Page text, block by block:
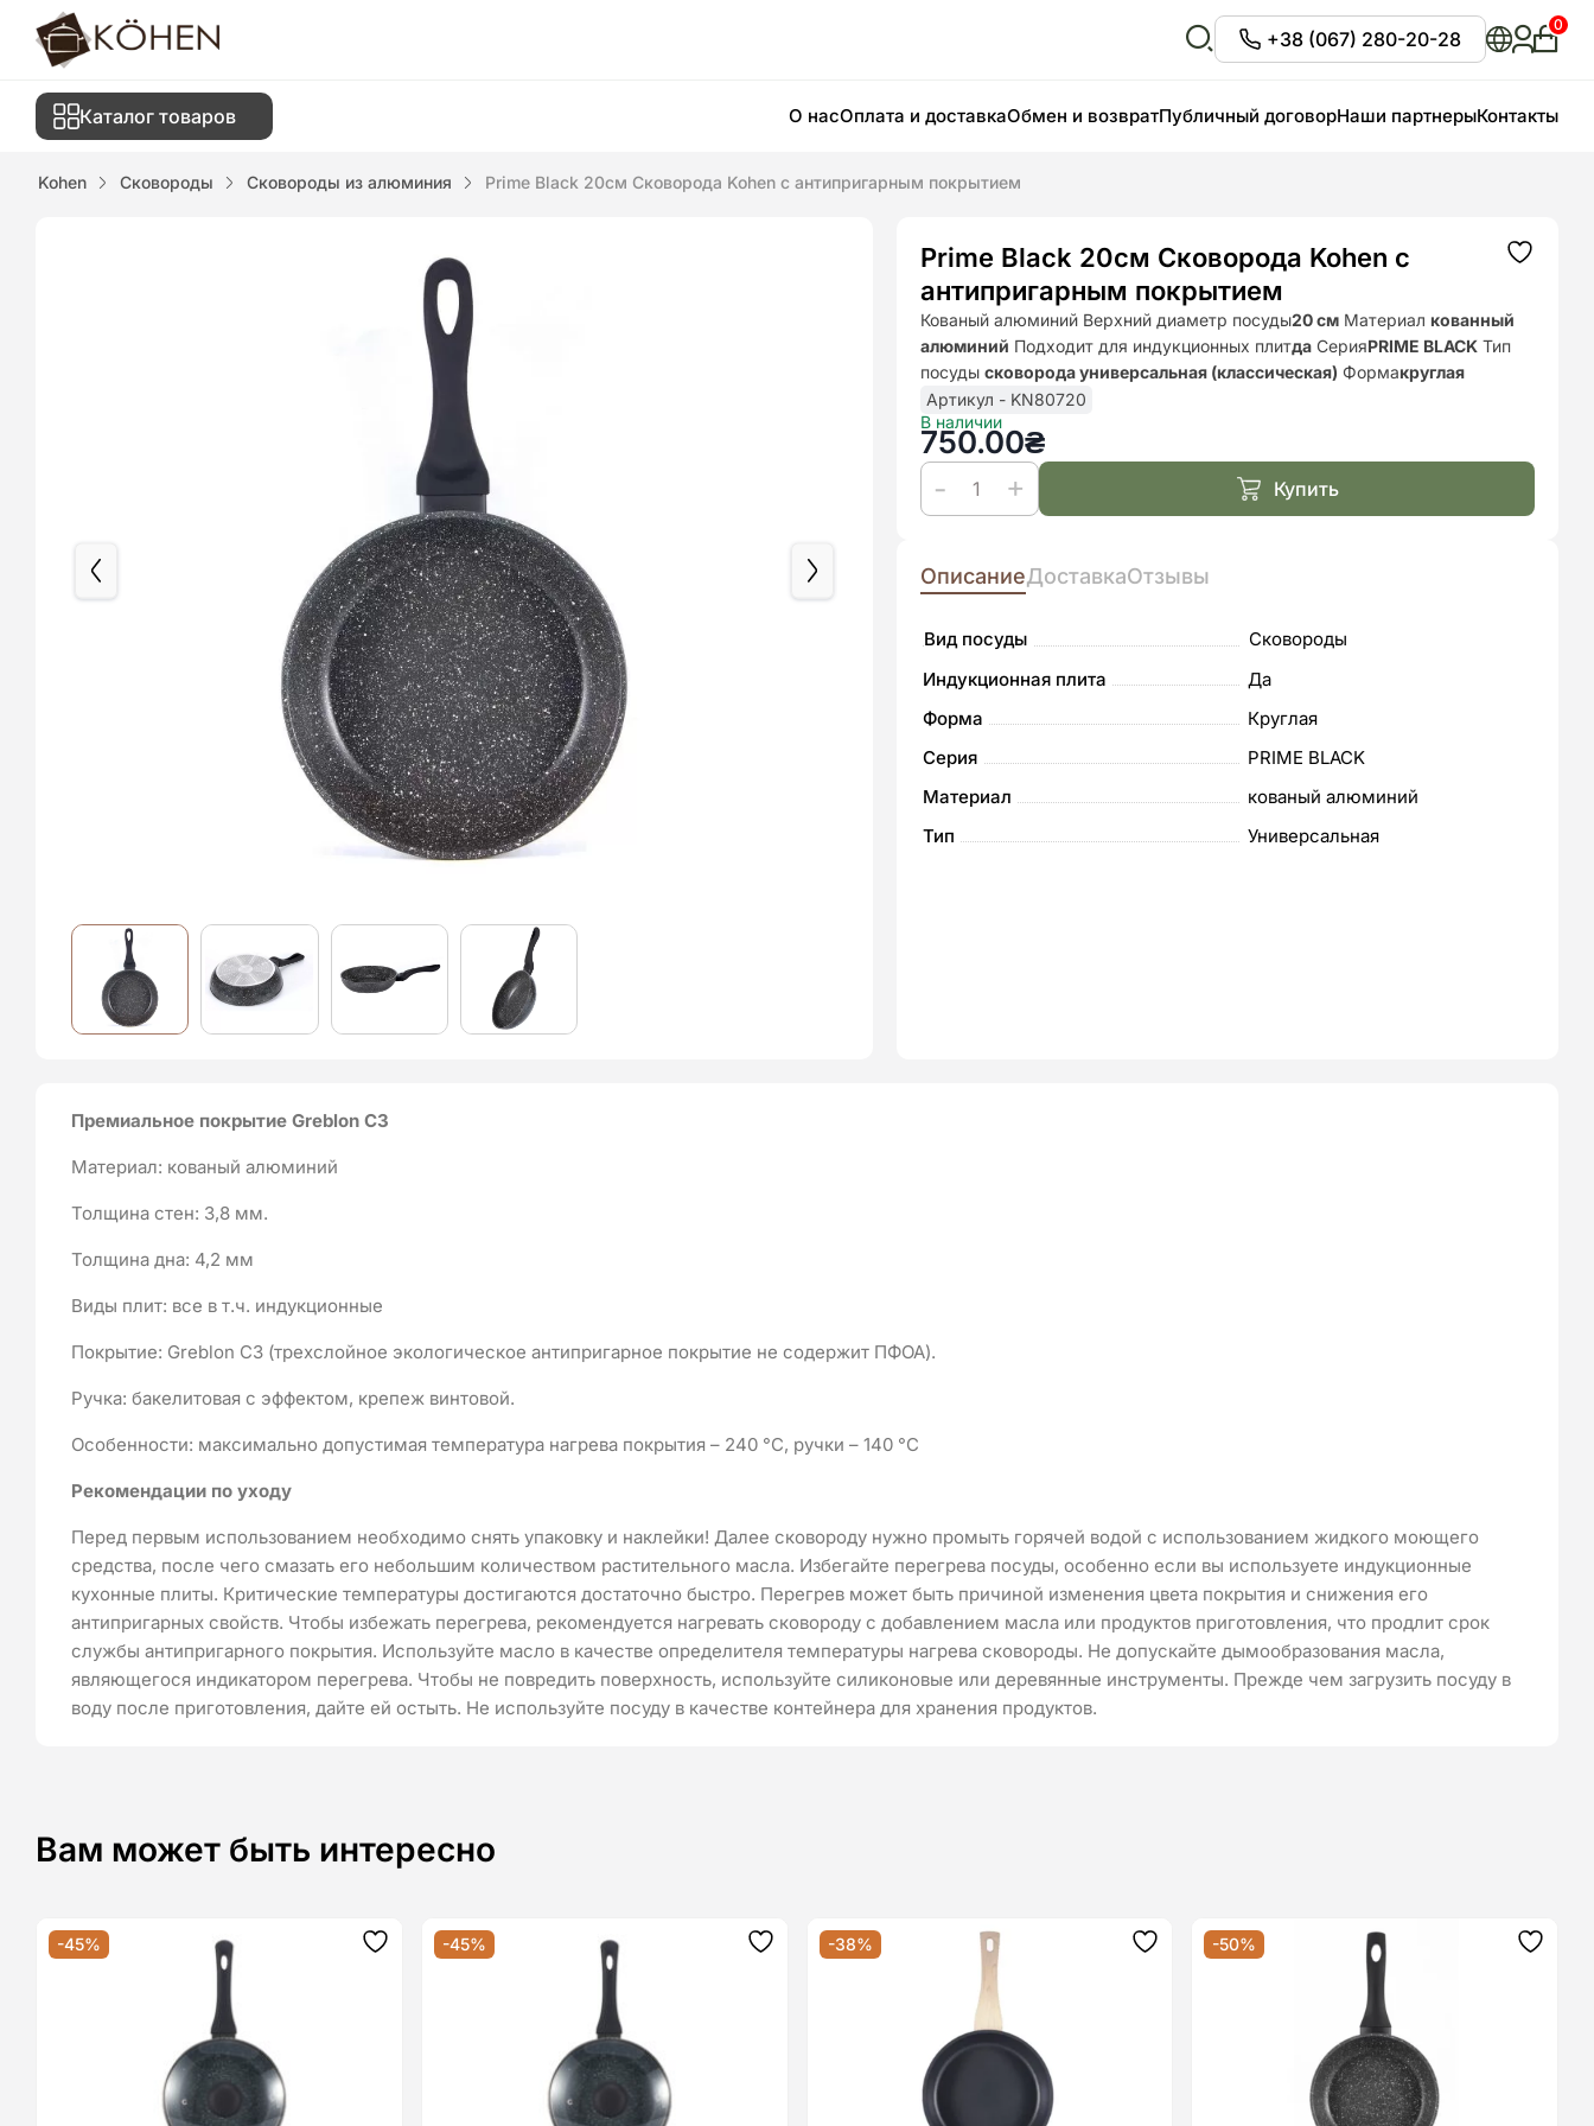
пошук
+38 (067) 280-20-28
0
Каталог товаров О насОплата и доставкаОбмен и возвратПубличный договорНаши партнерыКонтакты
Kohen Сковороды Сковороды из алюминия Prime Black 20см Сковорода Kohen с антипригарным покрытием
Prime Black 20см Сковорода Kohen с
антипригарным покрытием
Кованый алюминий Верхний диаметр посуды20 см Материалкованный
алюминий Подходит для индукционных плитда СерияPRIME BLACK Тип
посудысковорода универсальная (классическая) Формакруглая
Артикул - KN80720
В наличии
750.00₴
Количество
Prime
20см
Сковорода
Kohen
с
антипригарным
покрытием
Купить
Додати
ОписаниеДоставкаОтзывы
Вид посуды
Сковороды
Индукционная плита
Да
Форма
Круглая
Серия
PRIME BLACK
Материал
кованый алюминий
Тип
Универсальная
Премиальное покрытие Greblon C3
Материал: кованый алюминий
Толщина стен: 3,8 мм.
Толщина дна: 4,2 мм
Виды плит: все в т.ч. индукционные
Покрытие: Greblon C3 (трехслойное экологическое антипригарное покрытие не содержит ПФОА).
Ручка: бакелитовая с эффектом, крепеж винтовой.
Особенности: максимально допустимая температура нагрева покрытия – 240 °C, ручки – 140 °C
Рекомендации по уходу
Перед первым использованием необходимо снять упаковку и наклейки! Далее сковороду нужно промыть горячей водой с использованием жидкого моющего
средства, после чего смазать его небольшим количеством растительного масла. Избегайте перегрева посуды, особенно если вы используете индукционные
кухонные плиты. Критические температуры достигаются достаточно быстро. Перегрев может быть причиной изменения цвета покрытия и снижения его
антипригарных свойств. Чтобы избежать перегрева, рекомендуется нагревать сковороду с добавлением масла или продуктов приготовления, что продлит срок
службы антипригарного покрытия. Используйте масло в качестве определителя температуры нагрева сковороды. Не допускайте дымообразования масла,
являющегося индикатором перегрева. Чтобы не повредить поверхность, используйте силиконовые или деревянные инструменты. Прежде чем загрузить посуду в
воду после приготовления, дайте ей остыть. Не используйте посуду в качестве контейнера для хранения продуктов.
Вам может быть интересно
-45%
Додати -45%
Додати -38%
Додати -50%